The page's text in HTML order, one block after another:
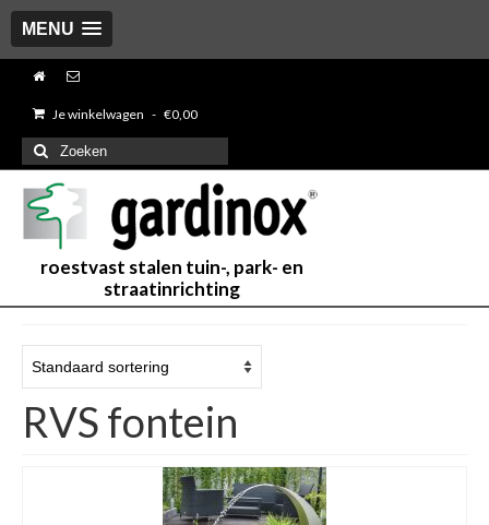
MENU
Je winkelwagen - €0,00
Zoeken
naar:
roestvast stalen tuin-, park- en
straatinrichting
RVS fontein